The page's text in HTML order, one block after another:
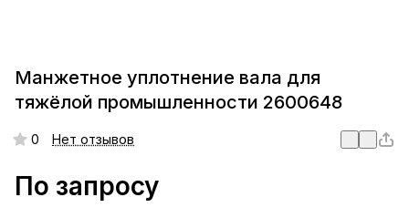
Манжетное уплотнение вала для
тяжёлой промышленности 2600648
0 Нет отзывов
По запросу